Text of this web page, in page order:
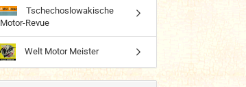
Tschechoslowakische
Motor-Revue
Welt Motor Meister